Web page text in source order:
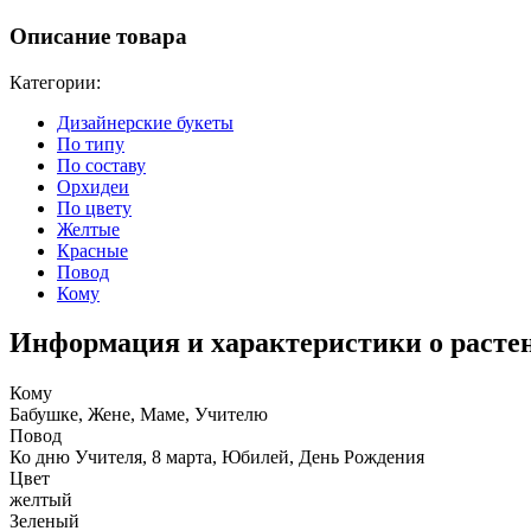
Описание товара
Категории:
Дизайнерские букеты
По типу
По составу
Орхидеи
По цвету
Желтые
Красные
Повод
Кому
Информация и характеристики о
Кому
Бабушке, Жене, Маме, Учителю
Повод
Ко дню Учителя, 8 марта, Юбилей, День Рождения
Цвет
желтый
Зеленый